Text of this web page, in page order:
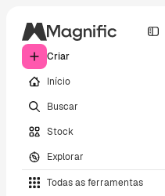
Criar
Início
Buscar
Stock
Explorar
Todas as ferramentas